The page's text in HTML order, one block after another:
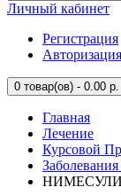
Личный кабинет
Регистрация
Авторизация
0 товар(ов) - 0.00 р.
Главная
Лечение
Курсовой